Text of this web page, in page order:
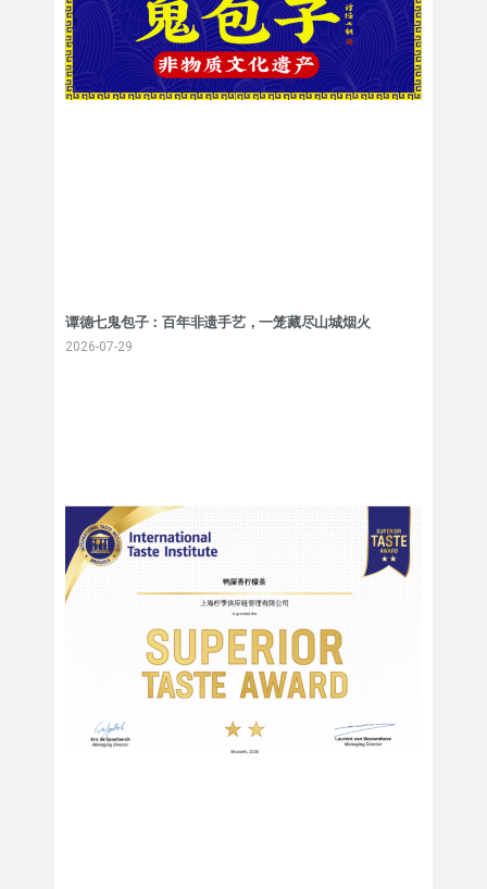
谭德七鬼包子：百年非遗手艺，一笼藏尽山城烟火
2026-07-29